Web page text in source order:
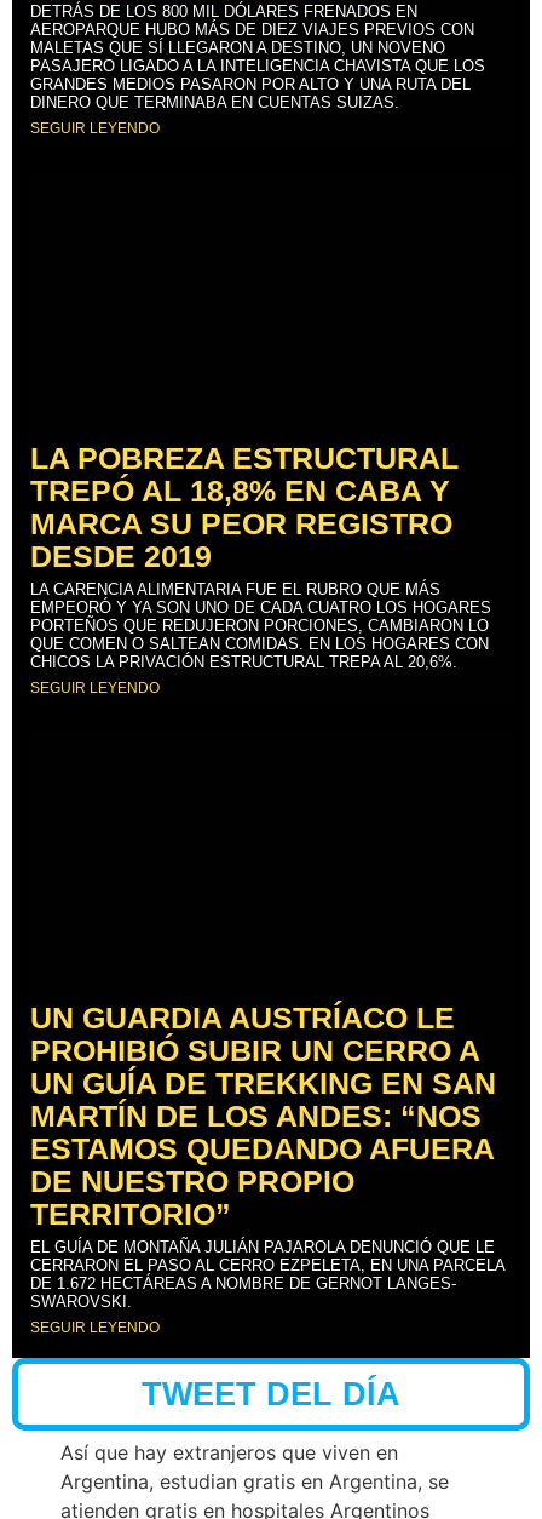
DETRÁS DE LOS 800 MIL DÓLARES FRENADOS EN
AEROPARQUE HUBO MÁS DE DIEZ VIAJES PREVIOS CON
MALETAS QUE SÍ LLEGARON A DESTINO, UN NOVENO
PASAJERO LIGADO A LA INTELIGENCIA CHAVISTA QUE LOS
GRANDES MEDIOS PASARON POR ALTO Y UNA RUTA DEL
DINERO QUE TERMINABA EN CUENTAS SUIZAS.
SEGUIR LEYENDO
LA POBREZA ESTRUCTURAL
TREPÓ AL 18,8% EN CABA Y
MARCA SU PEOR REGISTRO
DESDE 2019
LA CARENCIA ALIMENTARIA FUE EL RUBRO QUE MÁS
EMPEORÓ Y YA SON UNO DE CADA CUATRO LOS HOGARES
PORTEÑOS QUE REDUJERON PORCIONES, CAMBIARON LO
QUE COMEN O SALTEAN COMIDAS. EN LOS HOGARES CON
CHICOS LA PRIVACIÓN ESTRUCTURAL TREPA AL 20,6%.
SEGUIR LEYENDO
UN GUARDIA AUSTRÍACO LE
PROHIBIÓ SUBIR UN CERRO A
UN GUÍA DE TREKKING EN SAN
MARTÍN DE LOS ANDES: “NOS
ESTAMOS QUEDANDO AFUERA
DE NUESTRO PROPIO
TERRITORIO”
EL GUÍA DE MONTAÑA JULIÁN PAJAROLA DENUNCIÓ QUE LE
CERRARON EL PASO AL CERRO EZPELETA, EN UNA PARCELA
DE 1.672 HECTÁREAS A NOMBRE DE GERNOT LANGES-
SWAROVSKI.
SEGUIR LEYENDO
TWEET DEL DÍA
Así que hay extranjeros que viven en
Argentina, estudian gratis en Argentina, se
atienden gratis en hospitales Argentinos